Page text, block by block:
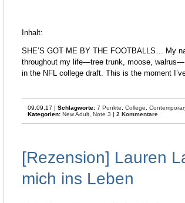
Inhalt:
SHE’S GOT ME BY THE FOOTBALLS… My
throughout my life—tree trunk, moose,
in the NFL college draft. This is the moment
09.09.17 | Schlagworte: 7 Punkte College
Kategorien: New Adult, Note 3 | 2 Kommentare
[Rezension] Lauren
mich ins Leben